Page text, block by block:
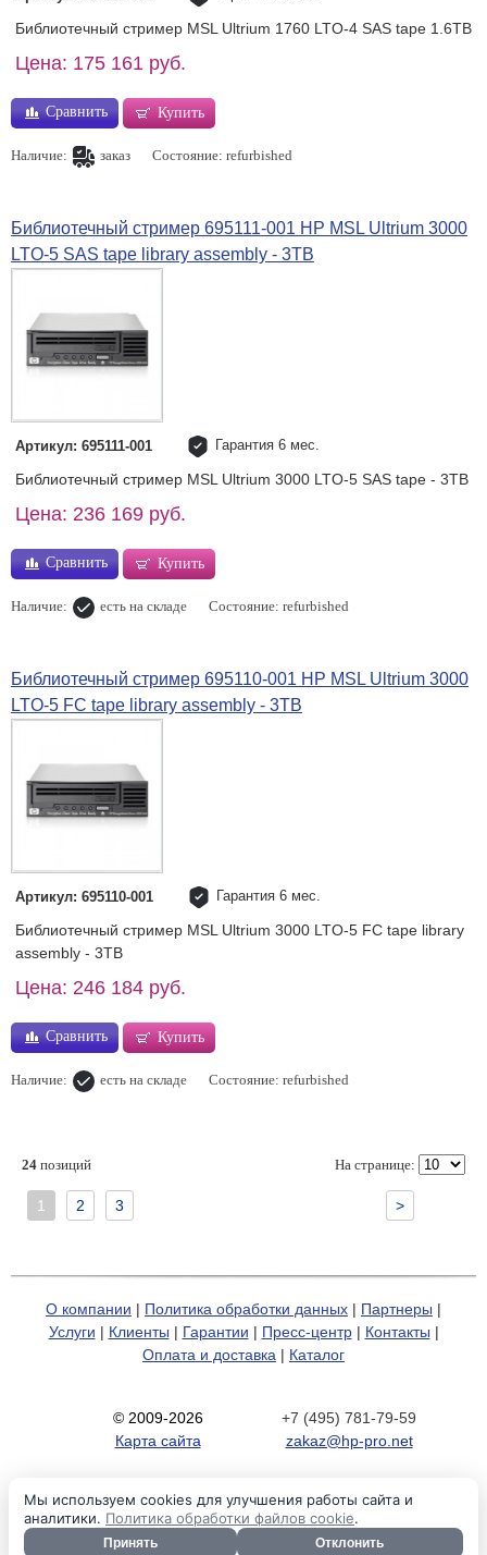
Библиотечный стример MSL Ultrium 1760 LTO-4 SAS tape 1.6TB
Цена: 175 161 руб.
Сравнить Купить
Наличие: заказ Состояние: refurbished
Библиотечный стример 695111-001 HP MSL Ultrium 3000
LTO-5 SAS tape library assembly - 3TB
Артикул: 695111-001 Гарантия 6 мес.
Библиотечный стример MSL Ultrium 3000 LTO-5 SAS tape - 3TB
Цена: 236 169 руб.
Сравнить Купить
Наличие: есть на складе Состояние: refurbished
Библиотечный стример 695110-001 HP MSL Ultrium 3000
LTO-5 FC tape library assembly - 3TB
Артикул: 695110-001 Гарантия 6 мес.
Библиотечный стример MSL Ultrium 3000 LTO-5 FC tape library
assembly - 3TB
Цена: 246 184 руб.
Сравнить Купить
Наличие: есть на складе Состояние: refurbished
24 позиций
1 2 3 >
На странице:
О компании | Политика обработки данных | Партнеры |
Услуги | Клиенты | Гарантии | Пресс-центр| Контакты |
Оплата и доставка | Каталог
© 2009-2026
Карта сайта
+7 (495) 781-79-59
zakaz@hp-pro.net
Мы используем cookies для улучшения работы сайта и
аналитики. Политика обработки файлов cookie.
Принять Отклонить